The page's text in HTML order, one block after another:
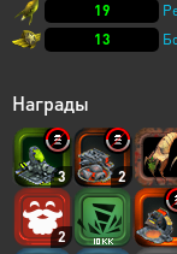
19
13
Награды
3 2
2